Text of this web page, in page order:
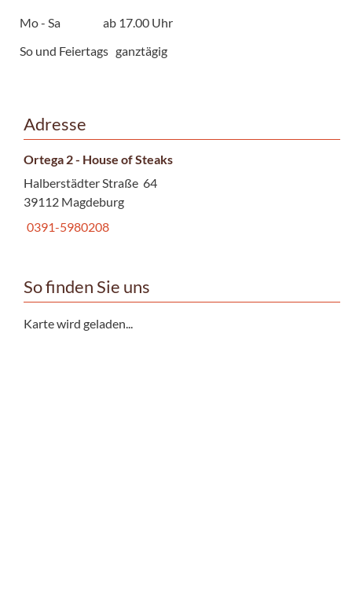
Mo - Sa ab 17.00 Uhr
So und Feiertags ganztägig
Adresse
Ortega 2 - House of Steaks
Halberstädter Straße 64
39112 Magdeburg
0391-5980208
So finden Sie uns
Karte wird geladen...